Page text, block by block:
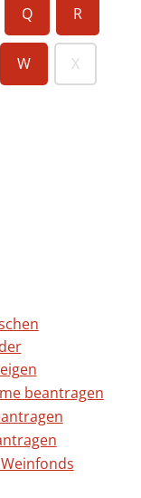
Q R
W X
beantragen